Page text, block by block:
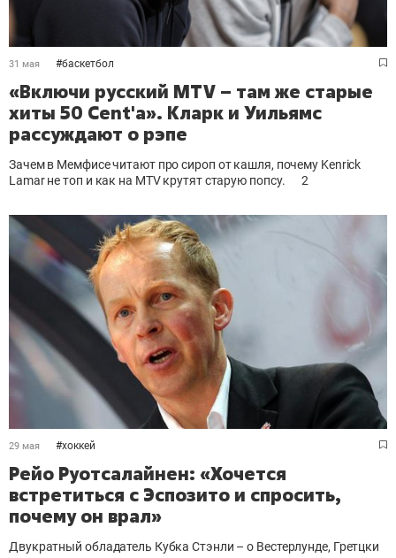
31 мая #баскетбол
«Включи русский MTV – там же старые
хиты 50 Cent'а». Кларк и Уильямс
рассуждают о рэпе
Зачем в Мемфисе читают про сироп от кашля, почему Kenrick
Lamar не топ и как на MTV крутят старую попсу.
2
29 мая #хоккей
Рейо Руотсалайнен: «Хочется
встретиться с Эспозито и спросить,
почему он врал»
Двукратный обладатель Кубка Стэнли – о Вестерлунде, Гретцки